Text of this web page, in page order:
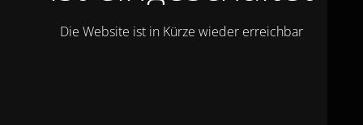
Die Website ist in Kürze wieder erreichbar